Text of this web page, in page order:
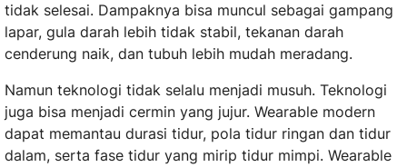
tidak selesai. Dampaknya bisa muncul sebagai gampang
lapar, gula darah lebih tidak stabil, tekanan darah
cenderung naik, dan tubuh lebih mudah meradang.
Namun teknologi tidak selalu menjadi musuh. Teknologi
juga bisa menjadi cermin yang jujur. Wearable modern
dapat memantau durasi tidur, pola tidur ringan dan tidur
dalam, serta fase tidur yang mirip tidur mimpi. Wearable